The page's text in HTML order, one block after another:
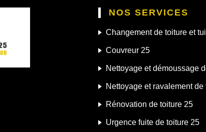
NOS SERVICES
Changement de toiture et
Couvreur 25
Nettoyage et démoussage
Nettoyage et ravalement de
Rénovation de toiture 25
Urgence fuite de toiture 25